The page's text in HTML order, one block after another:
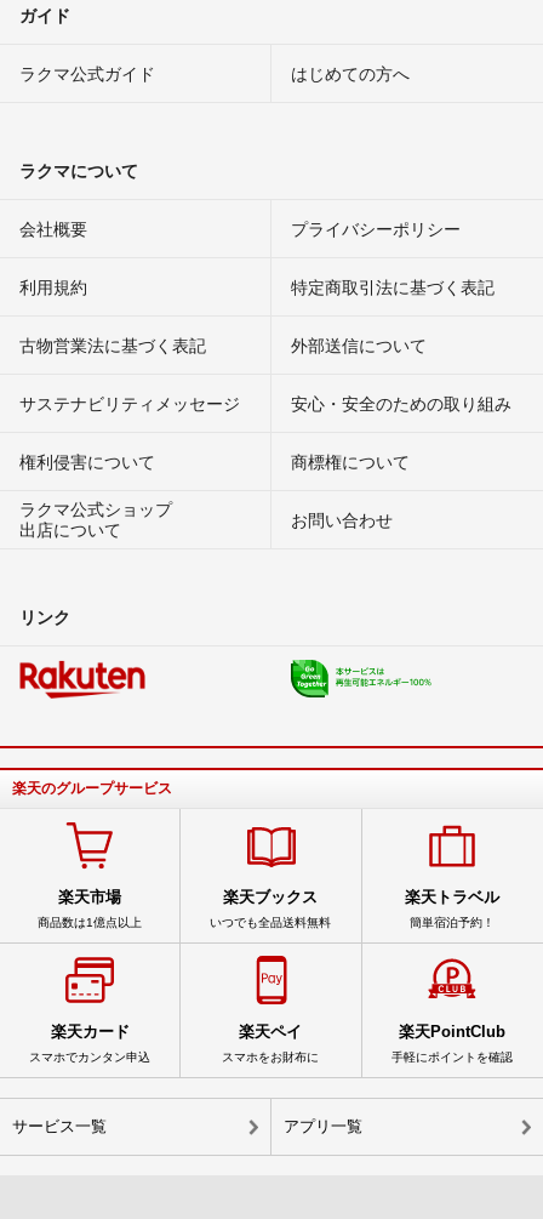
ガイド
ラクマ公式ガイド はじめての方へ
ラクマについて
会社概要 プライバシーポリシー
利用規約 特定商取引法に基づく表記
古物営業法に基づく表記 外部送信について
サステナビリティメッセージ 安心・安全のための取り組み
権利侵害について
商標権について
ラクマ公式ショップ
出店について
お問い合わせ
リンク
楽天のグループサービス
楽天市場
商品数は1億点以上
楽天ブックス
いつでも全品送料無料
楽天トラベル
簡単宿泊予約！
楽天カード
スマホでカンタン申込
楽天ペイ
スマホをお財布に
楽天PointClub
手軽にポイントを確認
サービス一覧 アプリ一覧